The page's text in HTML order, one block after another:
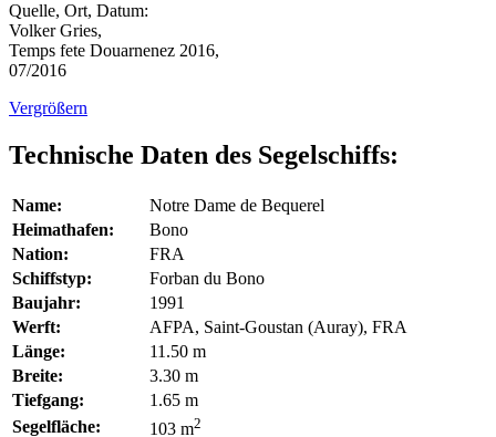
Quelle, Ort, Datum:
Volker Gries,
Temps fete Douarnenez 2016,
07/2016
Vergrößern
Technische Daten des Segelschiffs:
Name:
Notre Dame de Bequerel
Heimathafen:
Bono
Nation:
FRA
Schiffstyp:
Forban du Bono
Baujahr:
1991
Werft:
AFPA, Saint-Goustan (Auray), FRA
Länge:
11.50 m
Breite:
3.30 m
Tiefgang:
1.65 m
Segelfläche:
103 m2